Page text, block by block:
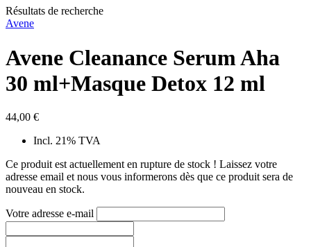
Résultats de recherche
Avene
Avene Cleanance Serum Aha
30 ml+Masque Detox 12 ml
44,00 €
Incl. 21% TVA
Ce produit est actuellement en rupture de stock ! Laissez votre
adresse email et nous vous informerons dès que ce produit sera de
nouveau en stock.
Votre adresse e-mail